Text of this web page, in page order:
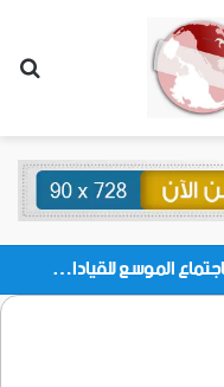
برعاية الرئيس الزُبيدي.. بدء انعقاد الاجتماع الموسع للقيادات المحلية بالعاصمة ولمديريات وكتل مجلس العموم ومنسقيات الجامعة بالعاصمة عدن